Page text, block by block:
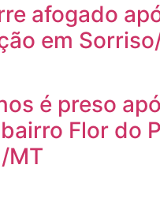
afogado
em
é preso
Flor do
MT